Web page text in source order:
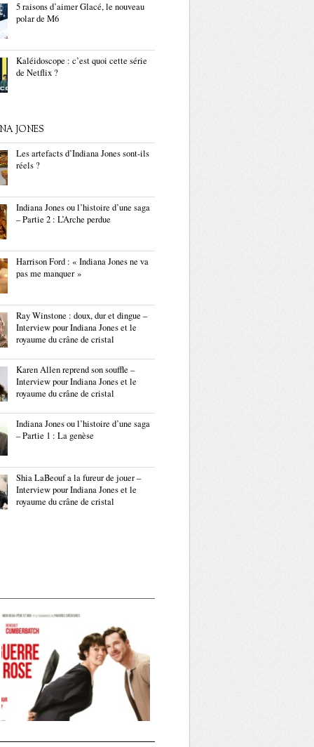
5 raisons d’aimer Glacé, le nouveau
polar de M6
Kaléidoscope : c’est quoi cette série
de Netflix ?
JONES
Les artefacts d’Indiana Jones sont-ils
réels ?
Indiana Jones ou l’histoire d’une saga
– Partie 2 : L’Arche perdue
Harrison Ford : « Indiana Jones ne va
pas me manquer »
Ray Winstone : doux, dur et dingue –
Interview pour Indiana Jones et le
royaume du crâne de cristal
Karen Allen reprend son souffle –
Interview pour Indiana Jones et le
royaume du crâne de cristal
Indiana Jones ou l’histoire d’une saga
– Partie 1 : La genèse
Shia LaBeouf a la fureur de jouer –
Interview pour Indiana Jones et le
royaume du crâne de cristal